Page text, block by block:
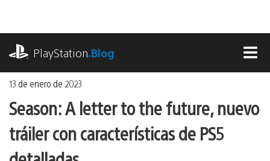
contenido
PlayStation.Blog
13 de enero de 2023
Season: A letter to the future, nuevo
tráiler con características de PS5